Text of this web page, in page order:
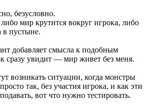
безусловно.
мир крутится вокруг игрока, либо
в пустыне.
добавляет смысла к подобным
сразу увидит — мир живет без меня.
возникать ситуации, когда монстры
так, без участия игрока, и как эти
вот что нужно тестировать.